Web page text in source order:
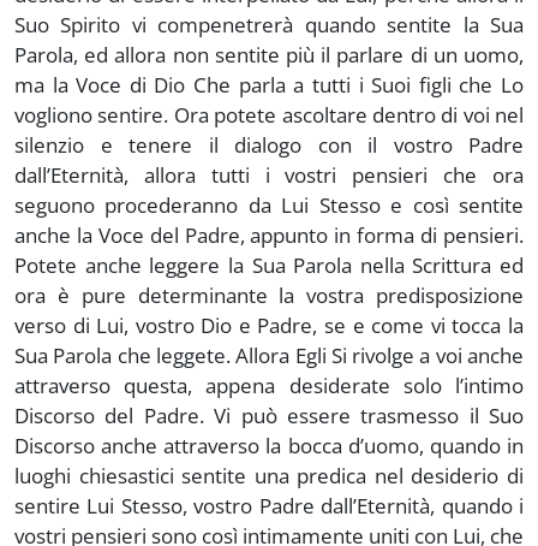
Suo Spirito vi compenetrerà quando sentite la Sua
Parola, ed allora non sentite più il parlare di un uomo,
ma la Voce di Dio Che parla a tutti i Suoi figli che Lo
vogliono sentire. Ora potete ascoltare dentro di voi nel
silenzio e tenere il dialogo con il vostro Padre
dall’Eternità, allora tutti i vostri pensieri che ora
seguono procederanno da Lui Stesso e così sentite
anche la Voce del Padre, appunto in forma di pensieri.
Potete anche leggere la Sua Parola nella Scrittura ed
ora è pure determinante la vostra predisposizione
verso di Lui, vostro Dio e Padre, se e come vi tocca la
Sua Parola che leggete. Allora Egli Si rivolge a voi anche
attraverso questa, appena desiderate solo l’intimo
Discorso del Padre. Vi può essere trasmesso il Suo
Discorso anche attraverso la bocca d’uomo, quando in
luoghi chiesastici sentite una predica nel desiderio di
sentire Lui Stesso, vostro Padre dall’Eternità, quando i
vostri pensieri sono così intimamente uniti con Lui, che